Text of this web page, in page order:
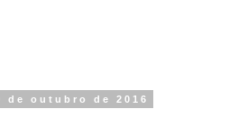
de outubro de 2016